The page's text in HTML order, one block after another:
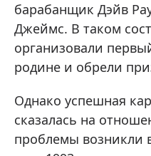
барабанщик Дэйв
Джеймс. В таком
организовали
родине и обрели
Однако успешная
сказалась на
проблемы возникли